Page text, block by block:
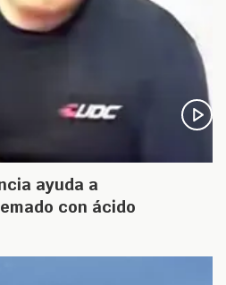
ayuda a
con ácido